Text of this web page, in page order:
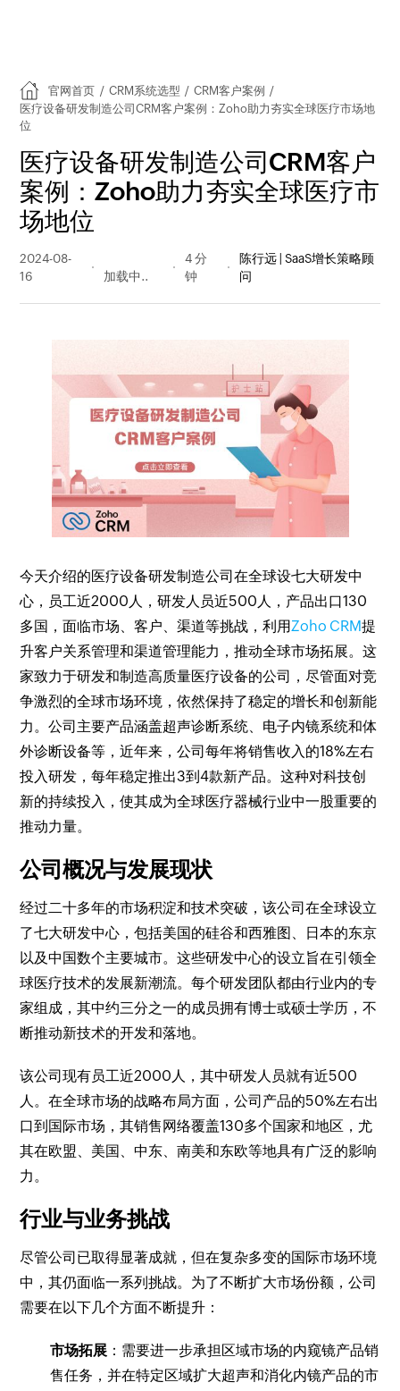
官网首页 / CRM系统选型 / CRM客户案例 /
医疗设备研发制造公司CRM客户案例：Zoho助力夯实全球医疗市场地
位
医疗设备研发制造公司CRM客户
案例：Zoho助力夯实全球医疗市
场地位
2024-08-
16
量
4 分
钟
陈行远 | SaaS增长策略顾
问
今天介绍的医疗设备研发制造公司在全球设七大研发中
心，员工近2000人，研发人员近500人，产品出口130
多国，面临市场、客户、渠道等挑战，利用Zoho CRM提
升客户关系管理和渠道管理能力，推动全球市场拓展。这
家致力于研发和制造高质量医疗设备的公司，尽管面对竞
争激烈的全球市场环境，依然保持了稳定的增长和创新能
力。公司主要产品涵盖超声诊断系统、电子内镜系统和体
外诊断设备等，近年来，公司每年将销售收入的18%左右
投入研发，每年稳定推出3到4款新产品。这种对科技创
新的持续投入，使其成为全球医疗器械行业中一股重要的
推动力量。
公司概况与发展现状
经过二十多年的市场积淀和技术突破，该公司在全球设立
了七大研发中心，包括美国的硅谷和西雅图、日本的东京
以及中国数个主要城市。这些研发中心的设立旨在引领全
球医疗技术的发展新潮流。每个研发团队都由行业内的专
家组成，其中约三分之一的成员拥有博士或硕士学历，不
断推动新技术的开发和落地。
该公司现有员工近2000人，其中研发人员就有近500
人。在全球市场的战略布局方面，公司产品的50%左右出
口到国际市场，其销售网络覆盖130多个国家和地区，尤
其在欧盟、美国、中东、南美和东欧等地具有广泛的影响
力。
行业与业务挑战
尽管公司已取得显著成就，但在复杂多变的国际市场环境
中，其仍面临一系列挑战。为了不断扩大市场份额，公司
需要在以下几个方面不断提升：
市场拓展 ：需要进一步承担区域市场的内窥镜产品销
售任务，并在特定区域扩大超声和消化内镜产品的市